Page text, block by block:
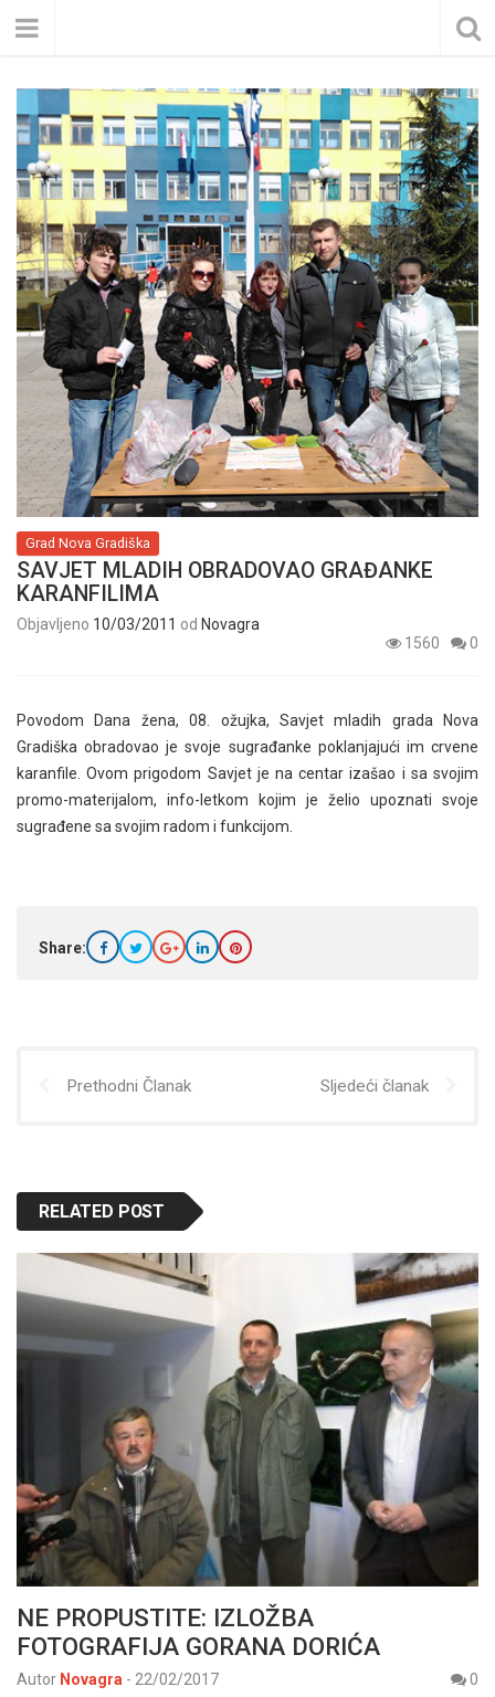
Grad Nova Gradiška
SAVJET MLADIH OBRADOVAO GRAĐANKE
KARANFILIMA
Objavljeno 10/03/2011 od Novagra
1560
0
Povodom Dana žena, 08. ožujka, Savjet mladih grada Nova
Gradiška obradovao je svoje sugrađanke poklanjajući im crvene
karanfile. Ovom prigodom Savjet je na centar izašao i sa svojim
promo-materijalom, info-letkom kojim je želio upoznati svoje
sugrađene sa svojim radom i funkcijom.
Share:
Prethodni Članak Sljedeći članak
RELATED POST
NE PROPUSTITE: IZLOŽBA
FOTOGRAFIJA GORANA DORIĆA
Autor Novagra - 22/02/2017
0